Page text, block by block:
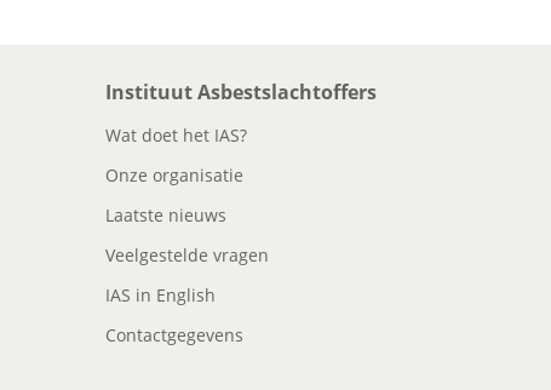
Instituut Asbestslachtoffers
Wat doet het IAS?
Onze organisatie
Laatste nieuws
Veelgestelde vragen
IAS in English
Contactgegevens